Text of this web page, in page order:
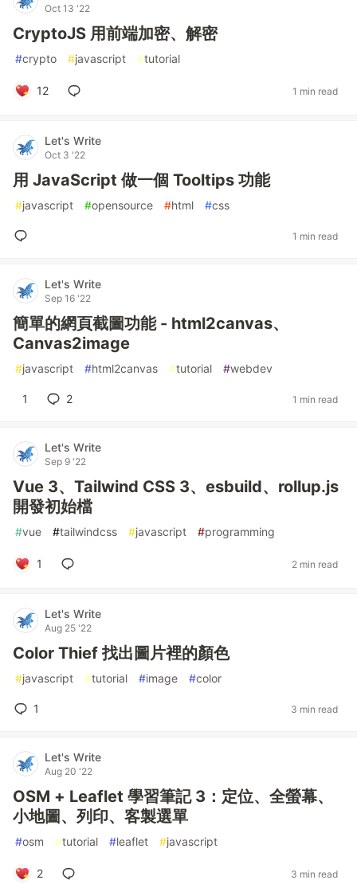
Oct 13 '22
CryptoJS 用前端加密、解密
#crypto #javascript #tutorial
12 1 min read
Let's Write
Oct 3 '22
用 JavaScript 做一個 Tooltips 功能
#javascript #opensource #html #css
1 min read
Let's Write
Sep 16 '22
簡單的網頁截圖功能 - html2canvas、
Canvas2image
#javascript #html2canvas #tutorial #webdev
1 2 1 min read
Let's Write
Sep 9 '22
Vue 3、Tailwind CSS 3、esbuild、rollup.js
開發初始檔
#vue #tailwindcss #javascript #programming
1 2 min read
Let's Write
Aug 25 '22
Color Thief 找出圖片裡的顏色
#javascript #tutorial #image #color
1 3 min read
Let's Write
Aug 20 '22
OSM + Leaflet 學習筆記 3：定位、全螢幕、
小地圖、列印、客製選單
#osm #tutorial #leaflet #javascript
2 3 min read